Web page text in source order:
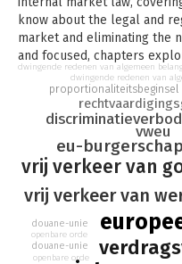
know about the legal and
market and eliminating the
and focused, chapters
and historical contexts of
examination of the law's
students gain a rich
and structures have
debates.
Key concepts are
discussions of classic and
include text boxes,
tables, and suggestions for
students with little
vrij verkeer van
vrij verkeer van
eu-burgerschap
vweu
discriminatieverbod
proportionaliteitsbeginsel
dwingende redenen van
openbare orde
douane-unie
dwingende redenen van algemeen belang
openbare orde
douane-unie